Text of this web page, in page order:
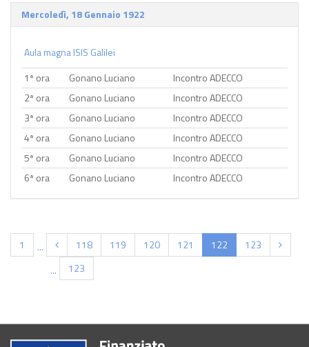
Mercoledì, 18 Gennaio 1922
Aula magna ISIS Galilei
1ª ora
Gonano Luciano
Incontro ADECCO
2ª ora
Gonano Luciano
Incontro ADECCO
3ª ora
Gonano Luciano
Incontro ADECCO
4ª ora
Gonano Luciano
Incontro ADECCO
5ª ora
Gonano Luciano
Incontro ADECCO
6ª ora
Gonano Luciano Incontro ADECCO
1 ... 118 119 120 121 122 (current)
123
...
123